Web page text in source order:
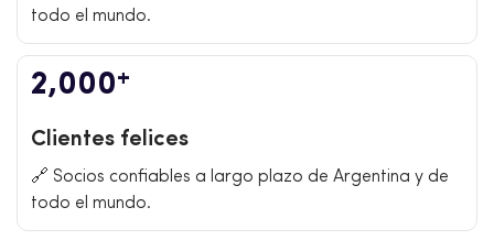
todo el mundo.
2,000+
Clientes felices
🔗 Socios confiables a largo plazo de Argentina y de
todo el mundo.